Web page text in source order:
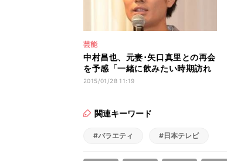
芸能
中村昌也、元妻･矢口真里との再会
を予感「一緒に飲みたい時期訪れ
る」
2015/01/28 11:19
関連キーワード
#バラエティ #日本テレビ